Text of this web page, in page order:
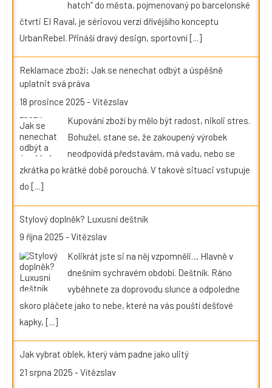
hatch“ do města, pojmenovaný po barcelonské
čtvrti El Raval, je sériovou verzí dřívějšího konceptu
UrbanRebel. Přináší dravý design, sportovní[...]
Reklamace zboží: Jak se nenechat odbýt a úspěšně
uplatnit svá práva
18 prosince 2025 -Vítězslav
Kupování zboží by mělo být radost, nikoli stres.
Bohužel, stane se, že zakoupený výrobek
neodpovídá představám, má vadu, nebo se
zkrátka po krátké době porouchá. V takové situaci vstupuje
do [...]
Stylový doplněk? Luxusní deštník
9 října 2025 -Vítězslav
Kolikrát jste si na něj vzpomněli… Hlavně v
dnešním sychravém období. Deštník. Ráno
vyběhnete za doprovodu slunce a odpoledne
skoro pláčete jako to nebe, které na vás pouští dešťové
kapky, [...]
Jak vybrat oblek, který vám padne jako ulitý
21 srpna 2025 -Vítězslav